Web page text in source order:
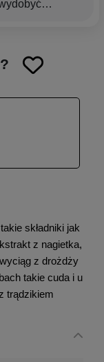
by moje
odbiorze.
składniki jak
z nagietka,
z drożdży
takie cuda i u
trądzikiem